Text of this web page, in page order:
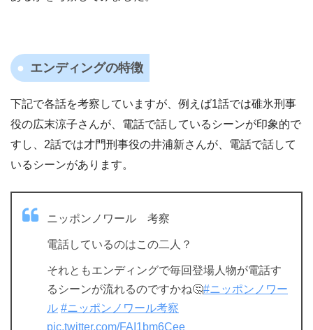
エンディングの特徴
下記で各話を考察していますが、例えば1話では碓氷刑事
役の広末涼子さんが、電話で話しているシーンが印象的で
すし、2話では才門刑事役の井浦新さんが、電話で話して
いるシーンがあります。
ニッポンノワール 考察
電話しているのはこの二人？
それともエンディングで毎回登場人物が電話す
るシーンが流れるのですかね🤔#ニッポンノワー
ル #ニッポンノワール考察
pic.twitter.com/FAI1bm6Cee